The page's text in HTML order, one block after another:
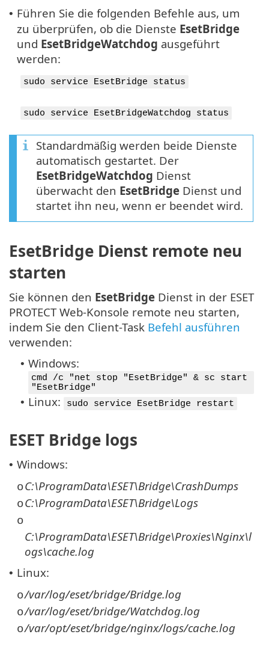
• Führen Sie die folgenden Befehle aus, um
zu überprüfen, ob die Dienste EsetBridge
und EsetBridgeWatchdog ausgeführt
werden:
sudo service EsetBridge status
sudo service EsetBridgeWatchdog status
Standardmäßig werden beide Dienste
automatisch gestartet. Der
EsetBridgeWatchdog Dienst
überwacht den EsetBridge Dienst und
startet ihn neu, wenn er beendet wird.
EsetBridge Dienst remote neu
starten
Sie können den EsetBridge Dienst in der ESET
PROTECT Web-Konsole remote neu starten,
indem Sie den Client-Task Befehl ausführen
verwenden:
• Windows:
cmd /c "net stop "EsetBridge" & sc start
"EsetBridge"
• Linux: sudo service EsetBridge restart
ESET Bridge logs
• Windows:
oC:\ProgramData\ESET\Bridge\CrashDumps
oC:\ProgramData\ESET\Bridge\Logs
o
C:\ProgramData\ESET\Bridge\Proxies\Nginx\l
ogs\cache.log
• Linux:
o/var/log/eset/bridge/Bridge.log
o/var/log/eset/bridge/Watchdog.log
o/var/opt/eset/bridge/nginx/logs/cache.log